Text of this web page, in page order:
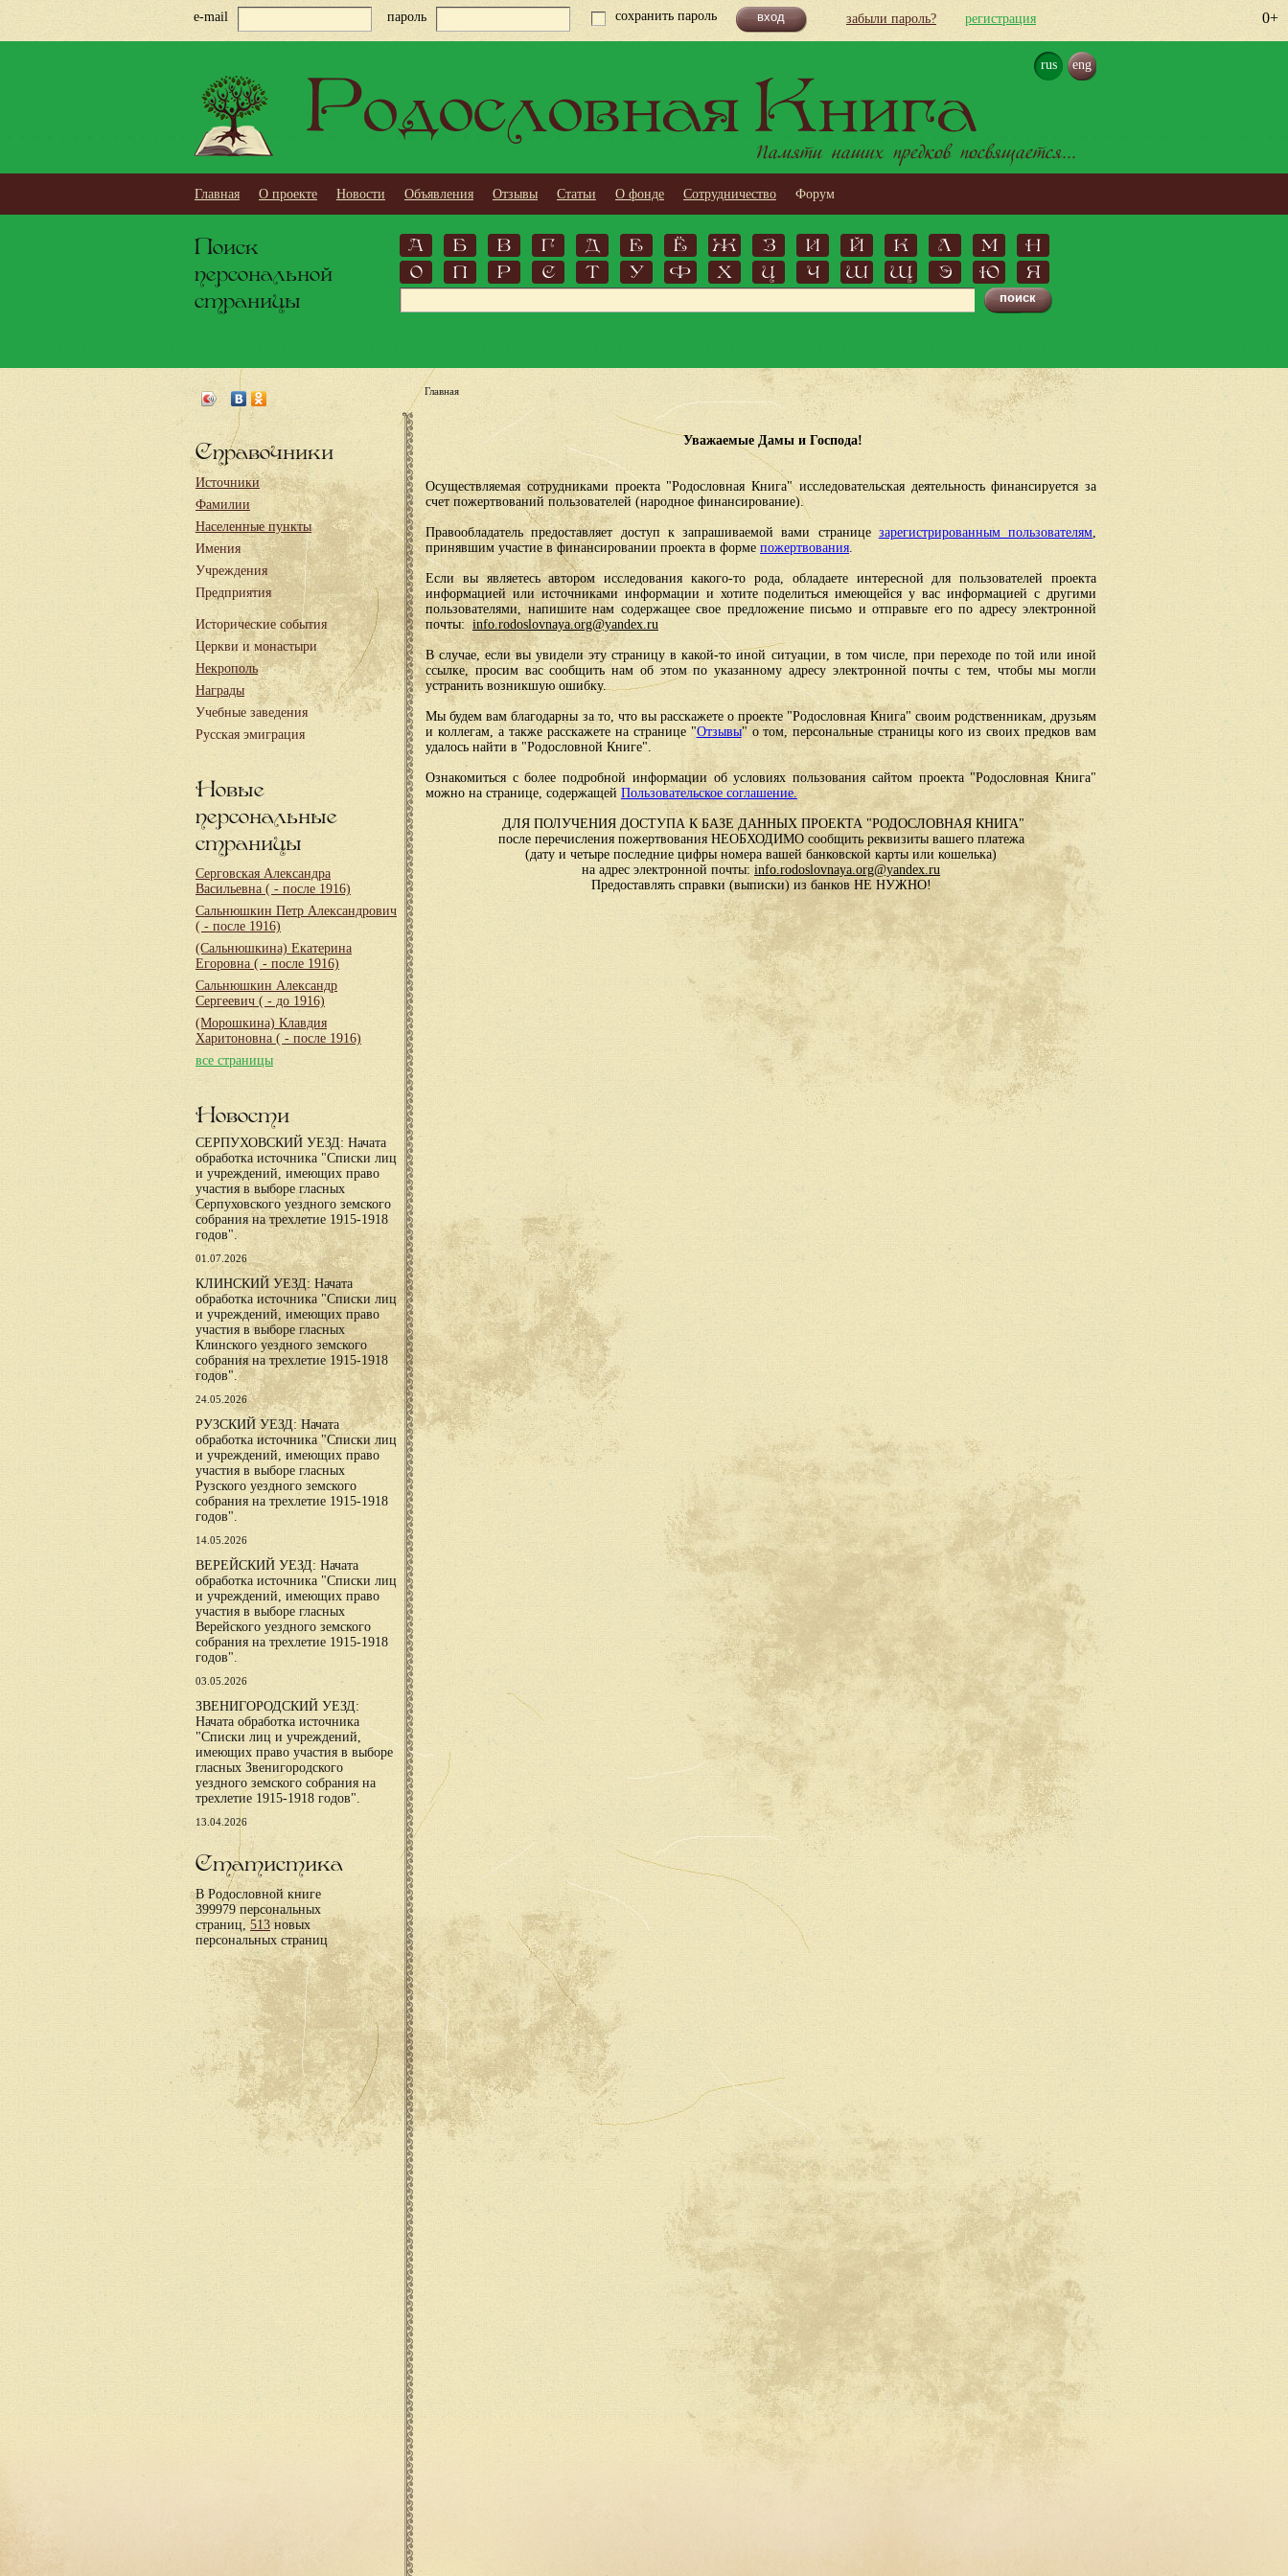
0+
e-mail пароль сохранить пароль забыли пароль? регистрация
rus eng
Родословная Книга
Памяти наших предков посвящается...
Главная О проекте Новости Объявления Отзывы Статьи О фонде Сотрудничество Форум
Поиск
персональной
страницы
А Б В Г Д Е Ё Ж З И Й К Л М
Н
О
П Р С Т У Ф Х Ц Ч Ш Щ Э Ю Я
Справочники
Источники
Фамилии
Населенные пункты
Имения
Учреждения
Предприятия
Исторические события
Церкви и монастыри
Некрополь
Награды
Учебные заведения
Русская эмиграция
Новые
персональные
страницы
Серговская Александра
Васильевна ( - после 1916)
Сальнюшкин Петр Александрович
( - после 1916)
(Сальнюшкина) Екатерина
Егоровна ( - после 1916)
Сальнюшкин Александр
Сергеевич ( - до 1916)
(Морошкина) Клавдия
Харитоновна ( - после 1916)
все страницы
Новости
СЕРПУХОВСКИЙ УЕЗД: Начата
обработка источника "Списки лиц
и учреждений, имеющих право
участия в выборе гласных
Серпуховского уездного земского
собрания на трехлетие 1915-1918
годов".
01.07.2026
КЛИНСКИЙ УЕЗД: Начата
обработка источника "Списки лиц
и учреждений, имеющих право
участия в выборе гласных
Клинского уездного земского
собрания на трехлетие 1915-1918
годов".
24.05.2026
РУЗСКИЙ УЕЗД: Начата
обработка источника "Списки лиц
и учреждений, имеющих право
участия в выборе гласных
Рузского уездного земского
собрания на трехлетие 1915-1918
годов".
14.05.2026
ВЕРЕЙСКИЙ УЕЗД: Начата
обработка источника "Списки лиц
и учреждений, имеющих право
участия в выборе гласных
Верейского уездного земского
собрания на трехлетие 1915-1918
годов".
03.05.2026
ЗВЕНИГОРОДСКИЙ УЕЗД:
Начата обработка источника
"Списки лиц и учреждений,
имеющих право участия в выборе
гласных Звенигородского
уездного земского собрания на
трехлетие 1915-1918 годов".
13.04.2026
Статистика
В Родословной книге
399979 персональных
страниц,513новых
персональных страниц
Главная
Уважаемые Дамы и Господа!
Осуществляемая сотрудниками проекта "Родословная Книга" исследовательская деятельность финансируется за
счет пожертвований пользователей (народное финансирование).
Правообладатель предоставляет доступ к запрашиваемой вами странице зарегистрированным пользователям,
принявшим участие в финансировании проекта в форме пожертвования.
Если вы являетесь автором исследования какого-то рода, обладаете интересной для пользователей проекта
информацией или источниками информации и хотите поделиться имеющейся у вас информацией с другими
пользователями, напишите нам содержащее свое предложение письмо и отправьте его по адресу электронной
почты: info.rodoslovnaya.org@yandex.ru
В случае, если вы увидели эту страницу в какой-то иной ситуации, в том числе, при переходе по той или иной
ссылке, просим вас сообщить нам об этом по указанному адресу электронной почты с тем, чтобы мы могли
устранить возникшую ошибку.
Мы будем вам благодарны за то, что вы расскажете о проекте "Родословная Книга" своим родственникам, друзьям
и коллегам, а также расскажете на странице "Отзывы" о том, персональные страницы кого из своих предков вам
удалось найти в "Родословной Книге".
Ознакомиться с более подробной информации об условиях пользования сайтом проекта "Родословная Книга"
можно на странице, содержащей Пользовательское соглашение.
ДЛЯ ПОЛУЧЕНИЯ ДОСТУПА К БАЗЕ ДАННЫХ ПРОЕКТА "РОДОСЛОВНАЯ КНИГА"
после перечисления пожертвования НЕОБХОДИМО сообщить реквизиты вашего платежа
(дату и четыре последние цифры номера вашей банковской карты или кошелька)
на адрес электронной почты: info.rodoslovnaya.org@yandex.ru
Предоставлять справки (выписки) из банков НЕ НУЖНО!